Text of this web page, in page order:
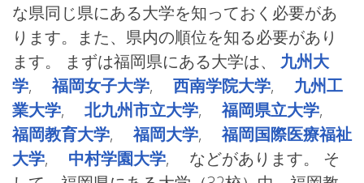
な県同じ県にある大学を知っておく必要があ
ります。また、県内の順位を知る必要があり
ます。 まずは福岡県にある大学は、 九州大
学,福岡女子大学, 西南学院大学, 九州工
業大学, 北九州市立大学,福岡県立大学,
福岡教育大学,福岡大学,福岡国際医療福祉
大学, 中村学園大学, などがあります。 そ